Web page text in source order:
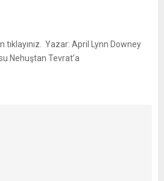
Yazar: April Lynn Downey
Nehuştan Tevrat’a